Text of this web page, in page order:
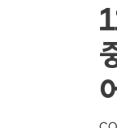
상
세
컨
텐
본
문
제
목